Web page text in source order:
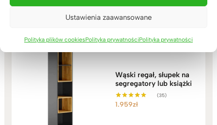
Ustawienia zaawansowane
Polityka plików cookiesPolityka prywatnościPolityka prywatności
na 5
Wąski regał, słupek na
segregatory lub książki
Oceniono
(35)
1.959zł